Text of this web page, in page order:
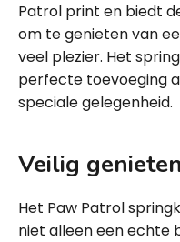
Patrol print en biedt
om te genieten van
veel plezier. Het
perfecte toevoeging
speciale gelegenheid.
Veilig genieten
Het Paw Patrol
niet alleen een echte